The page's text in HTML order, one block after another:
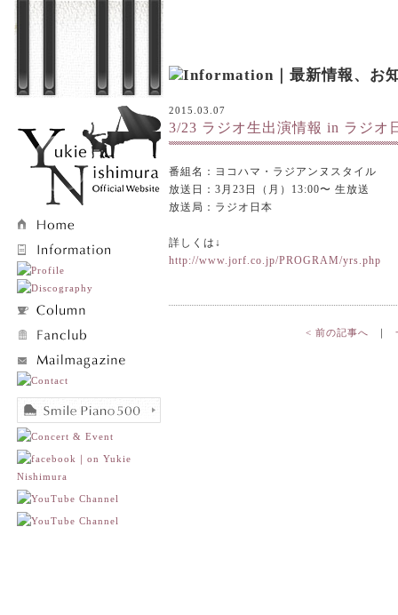
2015.03.07
3/23 ラジオ生出演情報 in ラジオ
番組名：ヨコハマ・ラジアンヌスタイル
放送日：3月23日（月）13:00〜 生放送
放送局：ラジオ日本
詳しくは↓
http://www.jorf.co.jp/PROGRAM/yrs.php
< 前の記事へ ｜